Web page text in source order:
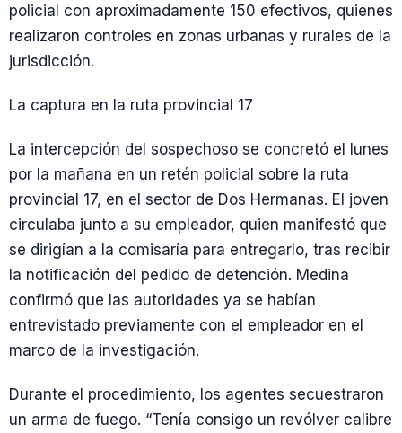
policial con aproximadamente 150 efectivos, quienes
realizaron controles en zonas urbanas y rurales de la
jurisdicción.
La captura en la ruta provincial 17
La intercepción del sospechoso se concretó el lunes
por la mañana en un retén policial sobre la ruta
provincial 17, en el sector de Dos Hermanas. El joven
circulaba junto a su empleador, quien manifestó que
se dirigían a la comisaría para entregarlo, tras recibir
la notificación del pedido de detención. Medina
confirmó que las autoridades ya se habían
entrevistado previamente con el empleador en el
marco de la investigación.
Durante el procedimiento, los agentes secuestraron
un arma de fuego. “Tenía consigo un revólver calibre